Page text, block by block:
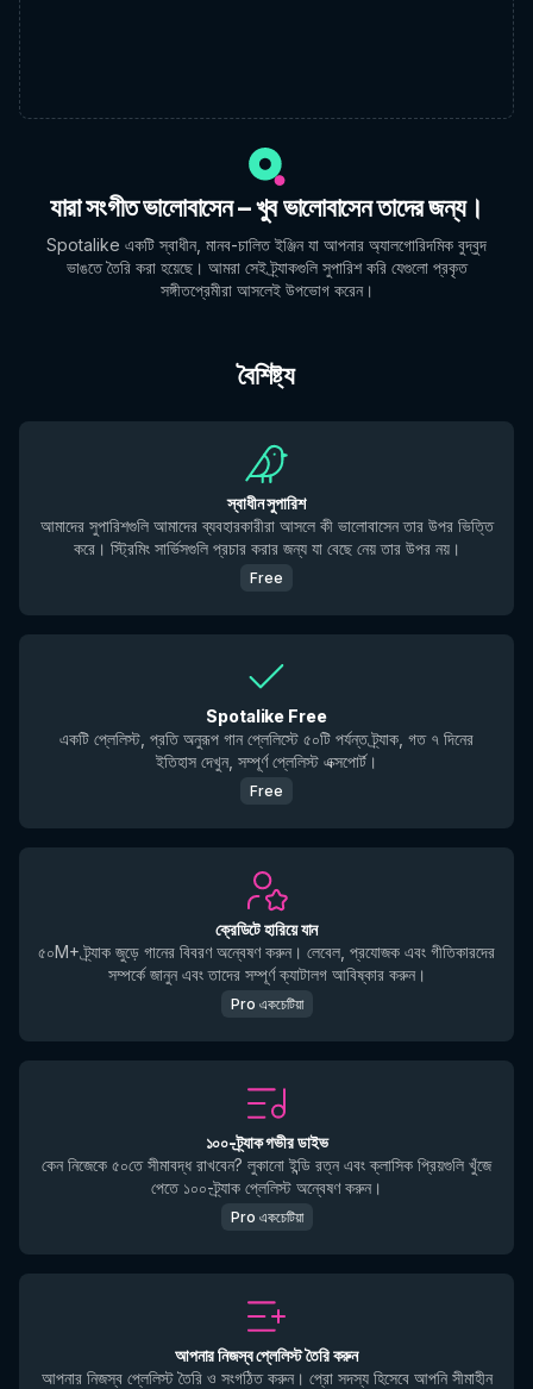
যারা সংগীত ভালোবাসেন – খুব ভালোবাসেন তাদের জন্য।
Spotalike একটি স্বাধীন, মানব-চালিত ইঞ্জিন যা আপনার অ্যালগোরিদমিক বুদ্বুদ
ভাঙতে তৈরি করা হয়েছে। আমরা সেই ট্র্যাকগুলি সুপারিশ করি যেগুলো প্রকৃত
সঙ্গীতপ্রেমীরা আসলেই উপভোগ করেন।
বৈশিষ্ট্য
স্বাধীন সুপারিশ
আমাদের সুপারিশগুলি আমাদের ব্যবহারকারীরা আসলে কী ভালোবাসেন তার উপর ভিত্তি
করে। স্ট্রিমিং সার্ভিসগুলি প্রচার করার জন্য যা বেছে নেয় তার উপর নয়।
Free
Spotalike Free
একটি প্লেলিস্ট, প্রতি অনুরূপ গান প্লেলিস্টে ৫০টি পর্যন্ত ট্র্যাক, গত ৭ দিনের
ইতিহাস দেখুন, সম্পূর্ণ প্লেলিস্ট এক্সপোর্ট।
Free
ক্রেডিটে হারিয়ে যান
৫০M+ ট্র্যাক জুড়ে গানের বিবরণ অন্বেষণ করুন। লেবেল, প্রযোজক এবং গীতিকারদের
সম্পর্কে জানুন এবং তাদের সম্পূর্ণ ক্যাটালগ আবিষ্কার করুন।
Pro একচেটিয়া
১০০-ট্র্যাক গভীর ডাইভ
কেন নিজেকে ৫০তে সীমাবদ্ধ রাখবেন? লুকানো ইন্ডি রত্ন এবং ক্লাসিক প্রিয়গুলি খুঁজে
পেতে ১০০-ট্র্যাক প্লেলিস্ট অন্বেষণ করুন।
Pro একচেটিয়া
আপনার নিজস্ব প্লেলিস্ট তৈরি করুন
আপনার নিজস্ব প্লেলিস্ট তৈরি ও সংগঠিত করুন। প্রো সদস্য হিসেবে আপনি সীমাহীন